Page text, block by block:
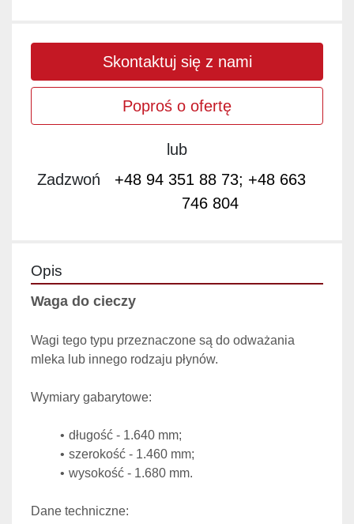
Skontaktuj się z nami
Poproś o ofertę
lub
Zadzwoń
+48 94 351 88 73; +48 663
746 804
Opis
Waga do cieczy
Wagi tego typu przeznaczone są do odważania
mleka lub innego rodzaju płynów.
Wymiary gabarytowe:
długość - 1.640 mm;
szerokość - 1.460 mm;
wysokość - 1.680 mm.
Dane techniczne: